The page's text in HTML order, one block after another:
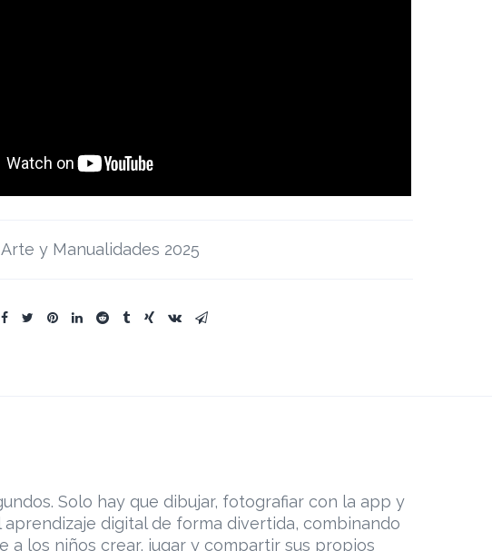
Arte y Manualidades 2025
Solo hay que dibujar, fotografiar con la app y
digital de forma divertida, combinando
a los niños crear, jugar y compartir sus propios